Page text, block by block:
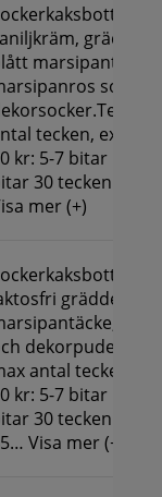
grädde.
marsipantäcke,
som
tecken,
kr: 5-7 bitar 15
30 tecken och…
mer (+)
grädde.
antal tecken,
kr: 5-7 bitar 15
30 tecken och
Visa mer (+)